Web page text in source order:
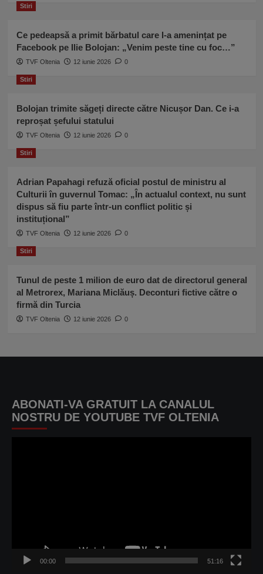
Stiri
Ce pedeapsă a primit bărbatul care l-a amenințat pe
Facebook pe Ilie Bolojan: „Venim peste tine cu foc…”
TVF Oltenia 12 iunie 2026 0
Stiri
Bolojan trimite săgeți directe către Nicușor Dan. Ce i-a
reproșat șefului statului
TVF Oltenia 12 iunie 2026 0
Stiri
Adrian Papahagi refuză oficial postul de ministru al
Culturii în guvernul Tomac: „În actualul context, nu sunt
dispus să fiu parte într-un conflict politic și
instituțional”
TVF Oltenia 12 iunie 2026 0
Stiri
Tunul de peste 1 milion de euro dat de directorul general
al Metrorex, Mariana Miclăuș. Deconturi fictive către o
firmă din Turcia
TVF Oltenia 12 iunie 2026 0
ABONATI-VA GRATUIT LA CANALUL
NOSTRU DE YOUTUBE TVF OLTENIA
00:00 51:16